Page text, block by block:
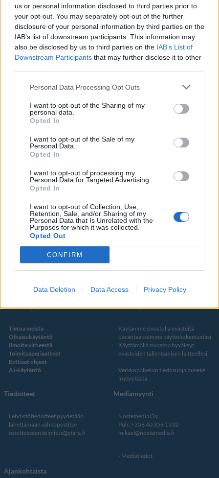
us or personal information disclosed to third parties prior to
your opt-out. You may separately opt-out of the further
disclosure of your personal information by third parties on the
IAB’s list of downstream participants. This information may
also be disclosed by us to third parties on the IAB’s List of
Downstream Participants that may further disclose it to other
Personal Data Processing Opt Outs
I want to opt-out of the Sharing of my
personal data.
Opted In
I want to opt-out of the Sale of my
Personal Data.
Opted In
I want to opt-out of processing my
Personal Data for Targeted Advertising.
Opted In
I want to opt-out of Collection, Use,
Retention, Sale, and/or Sharing of my
Personal Data that Is Unrelated with the
Purposes for which it was collected.
Opted Out
CONFIRM
Data Deletion Data Access Privacy Policy
Info
Lähetä uutisvinkki
RSS-ohje
Yhteistyössä
Tyyliniekka
Lifestyle
Matkailu
Viihde
Autot
Digi
Some
YouTube
Facebook
Twitter
Kustantaja ja toimitus
Tietoa meistä
Oikaisukäytäntö
Ilmoita virheestä
Toimitusperiaatteet
Eettiset ohjeet
AI-käytäntö
Tietosuojalauseke
Käytämme sivustolla evästeitä
parantaaksemme käyttökokemustasi.
Käyttämällä sivustoa hyväksyt
evästeiden tallentamisen laitteellesi.
Verkkopalvelun tiedosuojalauseke
löytyy tästä
Tiedotteet
Lehdistötiedotteet pyydetään
lähettämään sähköpostitse
osoitteeseen toimitus@stara.fi
Mediamyynti
Nostemedia Oy
Puh. +358 40 356 1332
mikael@nostemedia.fi
Mediatiedot
Ajankohtaista